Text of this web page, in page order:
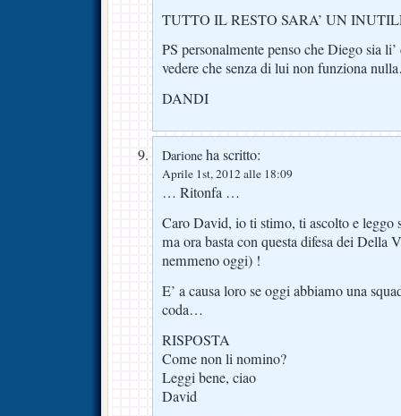
TUTTO IL RESTO SARA’ UN
PS personalmente penso che Diego sia
vedere che senza di lui non funziona
DANDI
Darione ha scritto:
Aprile 1st, 2012 alle 18:09
… Ritonfa …
Caro David, io ti stimo, ti ascolto e leggo
ma ora basta con questa difesa dei Della
nemmeno oggi) !
E’ a causa loro se oggi abbiamo una
coda…
RISPOSTA
Come non li nomino?
Leggi bene, ciao
David